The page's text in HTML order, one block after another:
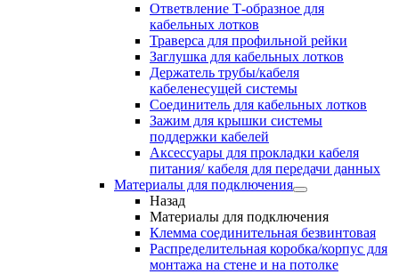
Ответвление Т-образное для
кабельных лотков
Траверса для профильной рейки
Заглушка для кабельных лотков
Держатель трубы/кабеля
кабеленесущей системы
Соединитель для кабельных лотков
Зажим для крышки системы
поддержки кабелей
Аксессуары для прокладки кабеля
питания/ кабеля для передачи данных
Материалы для подключения
Назад
Материалы для подключения
Клемма соединительная безвинтовая
Распределительная коробка/корпус для
монтажа на стене и на потолке